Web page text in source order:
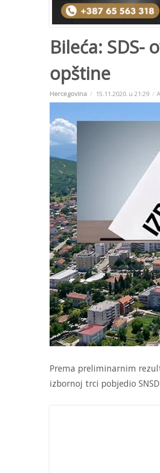
Bileća: SDS-
opštine
Hercegovina 15.11.2020. u 21:29
Prema preliminarnim
izbornoj trci pobjedio